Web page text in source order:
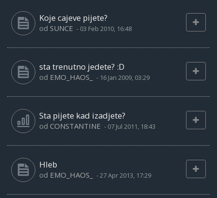
Koje cajeve pijete?
od SUNCE - 03 Feb 2010, 16:48
sta trenutno jedete? :D
od EMO_HAOS_ - 16 Jan 2009, 03:29
Sta pijete kad izadjete?
od CONSTANTINE - 07 Jul 2011, 18:43
Hleb
od EMO_HAOS_ -27 Apr 2013, 17:29